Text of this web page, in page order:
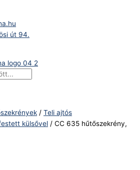
út 94.
/ Teli ajtós
külsővel / CC 635 hűtőszekrény,